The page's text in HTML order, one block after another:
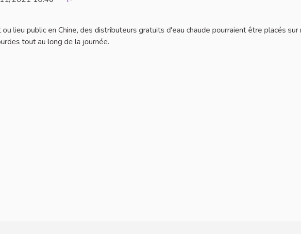
lieu public en Chine, des distributeurs gratuits d'eau chaude pourraient être placés sur
tout au long de la journée.
: Vie étudiante